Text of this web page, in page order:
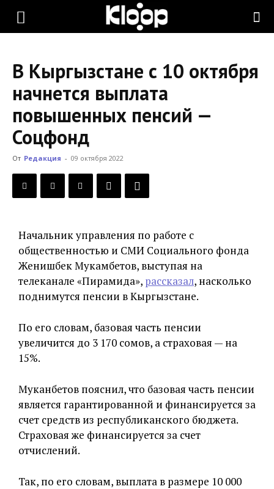
KLOOP.KG
Новости
Кыргызстана
В Кыргызстане с 10 октября
начнется выплата
повышенных пенсий —
Соцфонд
От Редакция - 09 октября 2022
Начальник управления по работе с
общественностью и СМИ Социального фонда
Женишбек Мукамбетов, выступая на
телеканале «Пирамида», рассказал, насколько
поднимутся пенсии в Кыргызстане.
По его словам, базовая часть пенсии
увеличится до 3 170 сомов, а страховая — на
15%.
Муканбетов пояснил, что базовая часть пенсии
является гарантированной и финансируется за
счет средств из республиканского бюджета.
Страховая же финансируется за счет
отчислений.
Так, по его словам, выплата в размере 10 000